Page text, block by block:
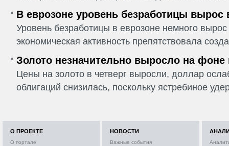
В еврозоне уровень безработицы вырос
Уровень безработицы в еврозоне немного
экономическая активность препятствовала
Золото незначительно выросло на фоне
Цены на золото в четверг выросли, доллар
облигаций снизилась, поскольку ястребиное
О ПРОЕКТЕ
О портале
НОВОСТИ
Важные события